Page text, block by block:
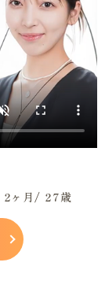
2ヶ月/ 27歳